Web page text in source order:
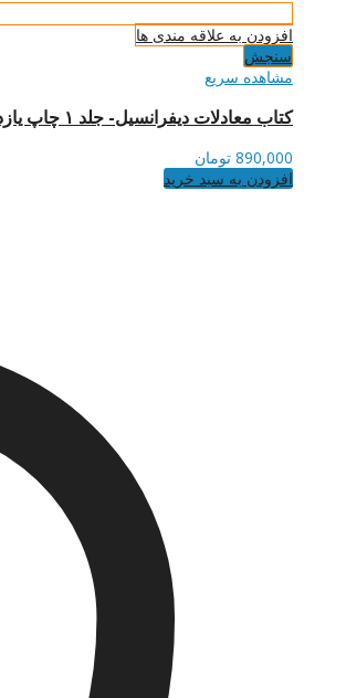
افزودن به علاقه مندی ها
سنجش
مشاهده سریع
کتاب معادلات دیفرانسیل- جلد ۱ چاپ یازدهم استاد کریمی
890,000 تومان
افزودن به سبد خرید